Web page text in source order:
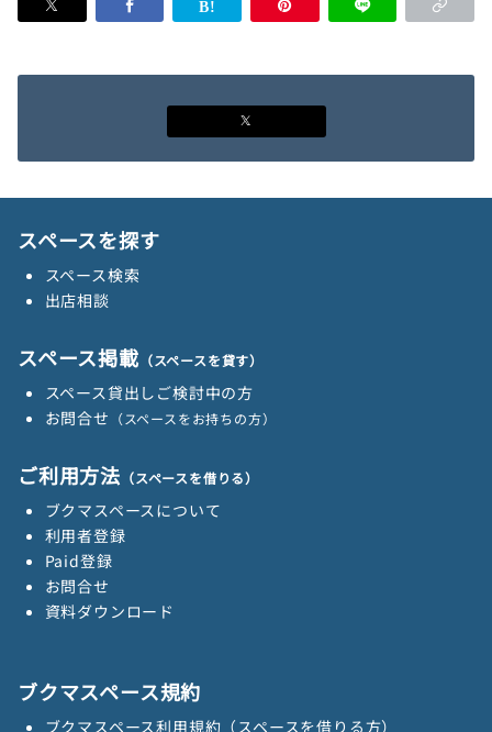
スペースを探す
スペース検索
出店相談
スペース掲載 （スペースを貸す）
スペース貸出しご検討中の方
お問合せ （スペースをお持ちの方）
ご利用方法 （スペースを借りる）
ブクマスペースについて
利用者登録
Paid登録
お問合せ
資料ダウンロード
ブクマスペース規約
ブクマスペース利用規約（スペースを借りる方）